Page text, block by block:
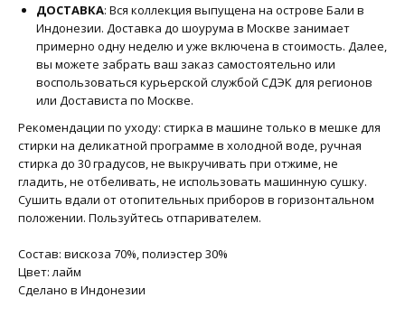
ДОСТАВКА: Вся коллекция выпущена на острове Бали в
Индонезии. Доставка до шоурума в Москве занимает
примерно одну неделю и уже включена в стоимость. Далее,
вы можете забрать ваш заказ самостоятельно или
воспользоваться курьерской службой СДЭК для регионов
или Достависта по Москве.
Рекомендации по уходу: стирка в машине только в мешке для
стирки на деликатной программе в холодной воде, ручная
стирка до 30 градусов, не выкручивать при отжиме, не
гладить, не отбеливать, не использовать машинную сушку.
Сушить вдали от отопительных приборов в горизонтальном
положении. Пользуйтесь отпаривателем.
Состав: вискоза 70%, полиэстер 30%
Цвет: лайм
Сделано в Индонезии